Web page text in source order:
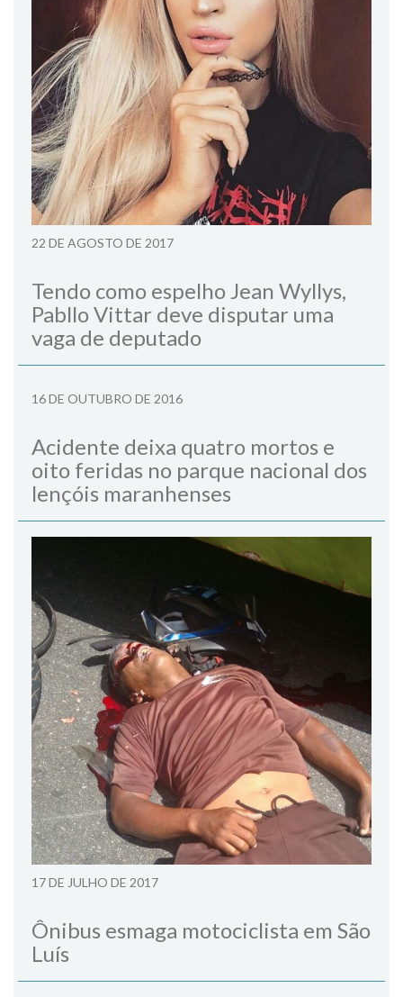
22 DE AGOSTO DE 2017
Tendo como espelho Jean Wyllys,
Pabllo Vittar deve disputar uma
vaga de deputado
16 DE OUTUBRO DE 2016
Acidente deixa quatro mortos e
oito feridas no parque nacional dos
lençóis maranhenses
17 DE JULHO DE 2017
Ônibus esmaga motociclista em São
Luís